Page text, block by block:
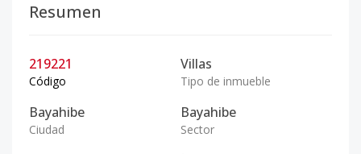
Resumen
219221
Código
Villas
Tipo de inmueble
Bayahibe
Ciudad
Bayahibe
Sector